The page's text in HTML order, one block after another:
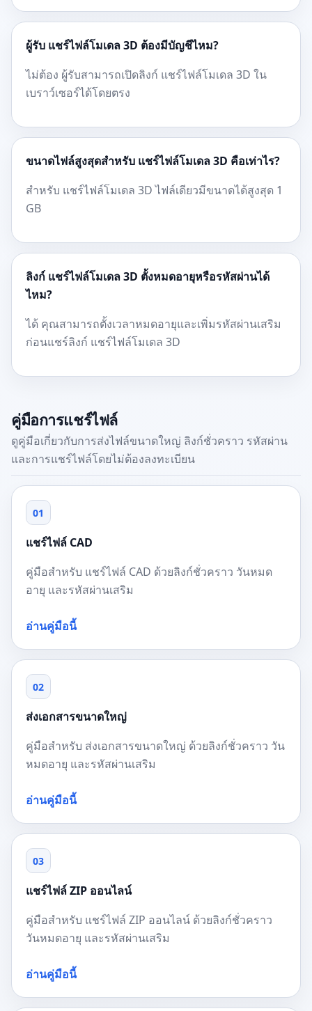
ผู้รับ แชร์ไฟล์โมเดล 3D ต้องมีบัญชีไหม?
ไม่ต้อง ผู้รับสามารถเปิดลิงก์ แชร์ไฟล์โมเดล 3D ใน
เบราว์เซอร์ได้โดยตรง
ขนาดไฟล์สูงสุดสำหรับ แชร์ไฟล์โมเดล 3D คือเท่าไร?
สำหรับ แชร์ไฟล์โมเดล 3D ไฟล์เดียวมีขนาดได้สูงสุด 1
GB
ลิงก์ แชร์ไฟล์โมเดล 3D ตั้งหมดอายุหรือรหัสผ่านได้
ไหม?
ได้ คุณสามารถตั้งเวลาหมดอายุและเพิ่มรหัสผ่านเสริม
ก่อนแชร์ลิงก์ แชร์ไฟล์โมเดล 3D
คู่มือการแชร์ไฟล์
ดูคู่มือเกี่ยวกับการส่งไฟล์ขนาดใหญ่ ลิงก์ชั่วคราว รหัสผ่าน
และการแชร์ไฟล์โดยไม่ต้องลงทะเบียน
01
แชร์ไฟล์ CAD
คู่มือสำหรับ แชร์ไฟล์ CAD ด้วยลิงก์ชั่วคราว วันหมด
อายุ และรหัสผ่านเสริม
อ่านคู่มือนี้
02
ส่งเอกสารขนาดใหญ่
คู่มือสำหรับ ส่งเอกสารขนาดใหญ่ ด้วยลิงก์ชั่วคราว วัน
หมดอายุ และรหัสผ่านเสริม
อ่านคู่มือนี้
03
แชร์ไฟล์ ZIP ออนไลน์
คู่มือสำหรับ แชร์ไฟล์ ZIP ออนไลน์ ด้วยลิงก์ชั่วคราว
วันหมดอายุ และรหัสผ่านเสริม
อ่านคู่มือนี้